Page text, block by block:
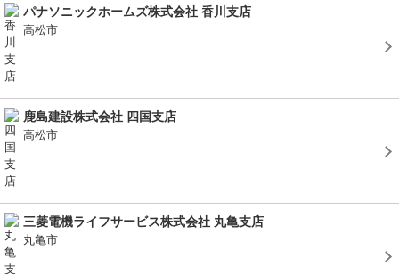
パナソニックホームズ株式会社 香川支店
高松市
鹿島建設株式会社 四国支店
高松市
三菱電機ライフサービス株式会社 丸亀支店
丸亀市